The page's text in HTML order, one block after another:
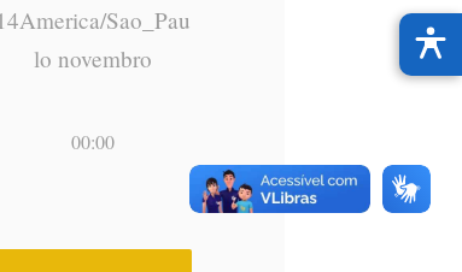
Sao_Pau
lo novembro
00:00